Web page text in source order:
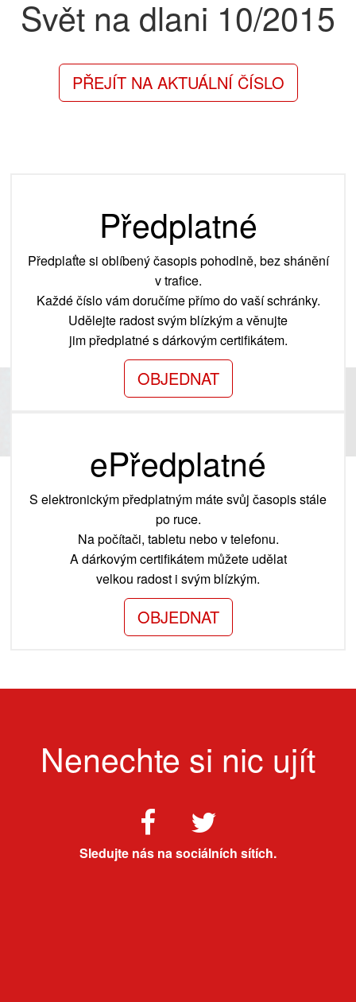
Svět na dlani 10/2015
PŘEJÍT NA AKTUÁLNÍ ČÍSLO
Předplatné
Předplaťte si oblíbený časopis pohodlně, bez shánění
v trafice.
Každé číslo vám doručíme přímo do vaší schránky.
Udělejte radost svým blízkým a věnujte
jim předplatné s dárkovým certifikátem.
OBJEDNAT
ePředplatné
S elektronickým předplatným máte svůj časopis stále
po ruce.
Na počítači, tabletu nebo v telefonu.
A dárkovým certifikátem můžete udělat
velkou radost i svým blízkým.
OBJEDNAT
Nenechte si nic ujít
Sledujte nás na sociálních sítích.